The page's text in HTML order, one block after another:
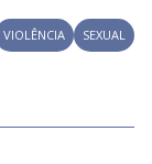
VIOLÊNCIA SEXUAL